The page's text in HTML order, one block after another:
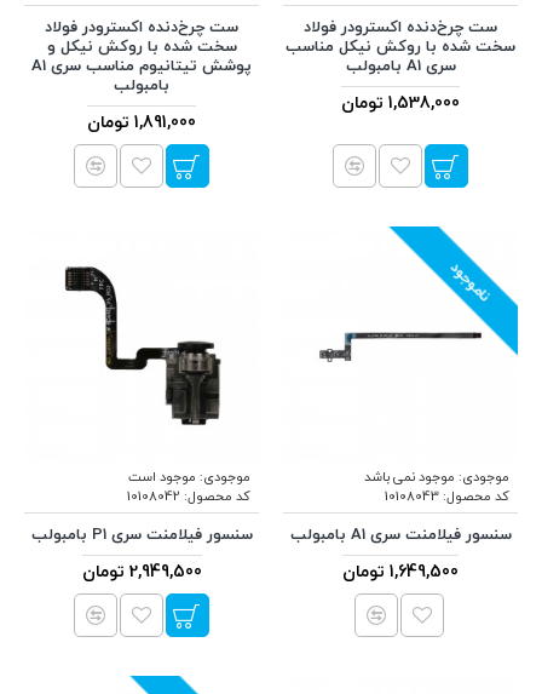
ست چرخ‌دنده اکسترودر فولاد
سخت شده با روکش نیکل مناسب
سری A1 بامبولب
1,538,000 تومان
ست چرخ‌دنده اکسترودر فولاد
سخت شده با روکش نیکل و
پوشش تیتانیوم مناسب سری A1
بامبولب
1,891,000 تومان
ناموجود
موجودی: موجود نمی باشد
کد محصول:10108043
سنسور فیلامنت سری A1 بامبولب
1,649,500 تومان
موجودی: موجود است
کد محصول: 10108042
سنسور فیلامنت سری P1 بامبولب
2,949,500 تومان